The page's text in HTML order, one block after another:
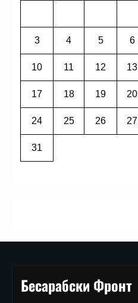
3 4 5 6
10 11 12 13
17 18 19 20
24 25 26 27
31
Бесарабски Фронт